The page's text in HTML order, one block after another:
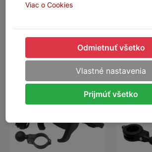
-35% NA DOTAZ
Viac o Cookies
Odmietnuť všetko
Vlastné nastavenia
Prijmúť všetko